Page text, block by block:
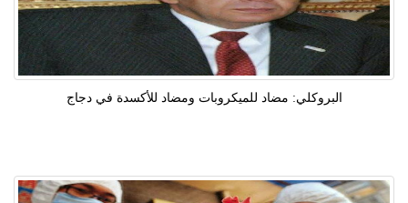
البروكلي: مضاد للميكروبات ومضاد للأكسدة في دجاج